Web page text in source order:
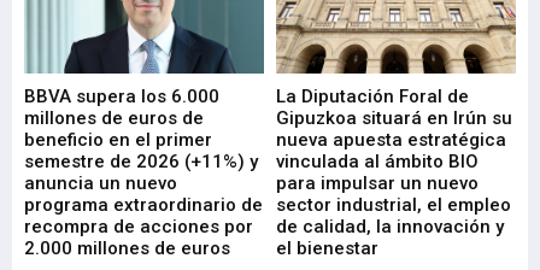
BBVA supera los 6.000
millones de euros de
beneficio en el primer
semestre de 2026 (+11%) y
anuncia un nuevo
programa extraordinario de
recompra de acciones por
2.000 millones de euros
La Diputación Foral de
Gipuzkoa situará en Irún su
nueva apuesta estratégica
vinculada al ámbito BIO
para impulsar un nuevo
sector industrial, el empleo
de calidad, la innovación y
el bienestar